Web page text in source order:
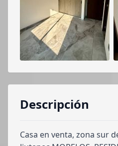
Descripción
Casa en venta, zona sur